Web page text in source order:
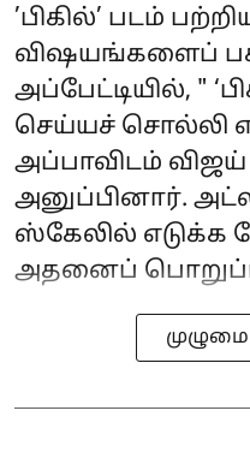
’பிகில்’ படம்
விஷயங்களைப்
அப்பேட்டியில், "
செய்யச் சொல்லி
அப்பாவிடம்
அனுப்பினார்.
ஸ்கேலில்
அதனைப்